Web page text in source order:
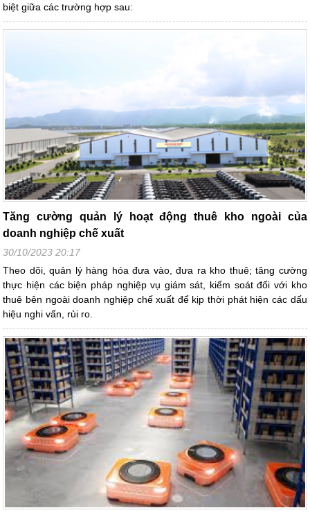
biệt giữa các trường hợp sau:
Tăng cường quản lý hoạt động thuê kho ngoài của
doanh nghiệp chế xuất
30/10/2023 20:17
Theo dõi, quản lý hàng hóa đưa vào, đưa ra kho thuê; tăng cường
thực hiện các biện pháp nghiệp vụ giám sát, kiểm soát đối với kho
thuê bên ngoài doanh nghiệp chế xuất để kịp thời phát hiện các dấu
hiệu nghi vấn, rủi ro.